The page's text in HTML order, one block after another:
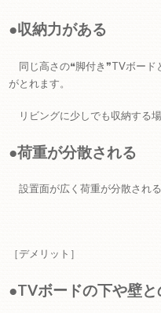
●収納力がある
同じ高さの❝脚付き❞TVボード
がとれます。
リビングに少しでも収納する
●荷重が分散される
設置面が広く荷重が分散され
［デメリット］
●TVボードの下や壁